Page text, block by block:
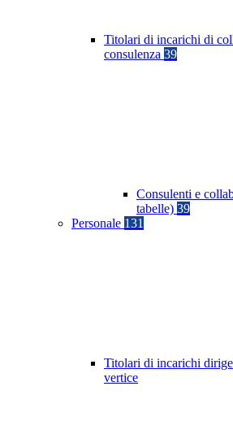
Titolari di incarichi di
consulenza 39
Consulenti e
tabelle) 39
Personale 131
Titolari di incarichi
vertice